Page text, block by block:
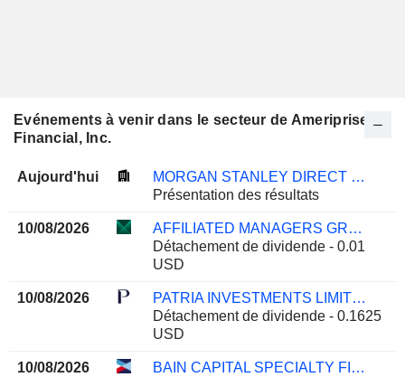
Evénements à venir dans le secteur de Ameriprise
Financial, Inc.
Aujourd'hui
MORGAN STANLEY DIRECT LENDING FUND
Présentation des résultats
10/08/2026
AFFILIATED MANAGERS GROUP, INC.
Détachement de dividende - 0.01
USD
10/08/2026
PATRIA INVESTMENTS LIMITED
Détachement de dividende - 0.1625
USD
10/08/2026
BAIN CAPITAL SPECIALTY FINANCE, INC.